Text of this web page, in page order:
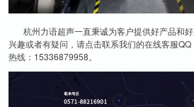
杭州力语超声一直秉诚为客户提供好产品和
兴趣或者有疑问，请点击联系我们的在线客服
热线：15336879958。